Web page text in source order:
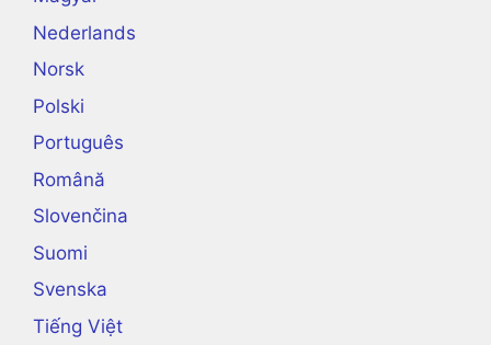
Nederlands
Norsk
Polski
Português
Română
Slovenčina
Suomi
Svenska
Tiếng Việt